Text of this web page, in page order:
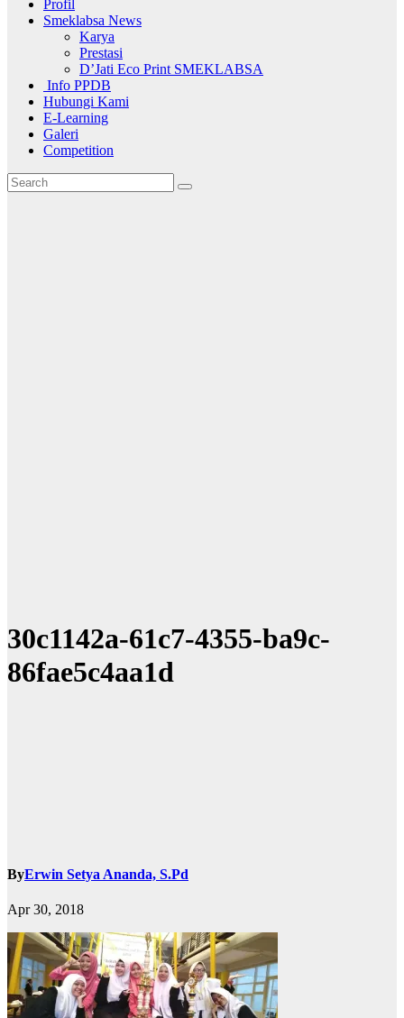
Profil
Smeklabsa News
Karya
Prestasi
D’Jati Eco Print SMEKLABSA
Info PPDB
Hubungi Kami
E-Learning
Galeri
Competition
30c1142a-61c7-4355-ba9c-
86fae5c4aa1d
ByErwin Setya Ananda, S.Pd
Apr 30, 2018